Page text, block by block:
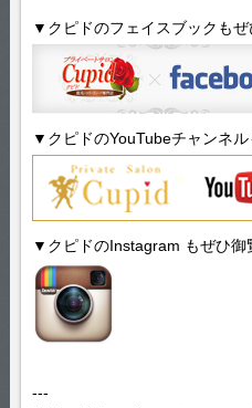
▼クピドのフェイスブックも
▼クピドのYouTubeチャンネ
▼クピドのInstagram もぜひ御
---